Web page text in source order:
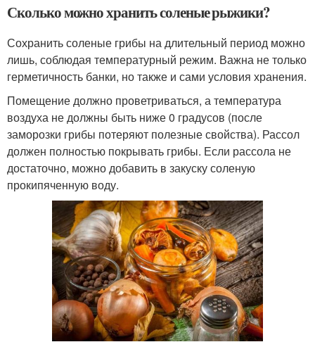
Сколько можно хранить соленые рыжики?
Сохранить соленые грибы на длительный период можно
лишь, соблюдая температурный режим. Важна не только
герметичность банки, но также и сами условия хранения.
Помещение должно проветриваться, а температура
воздуха не должны быть ниже 0 градусов (после
заморозки грибы потеряют полезные свойства). Рассол
должен полностью покрывать грибы. Если рассола не
достаточно, можно добавить в закуску соленую
прокипяченную воду.